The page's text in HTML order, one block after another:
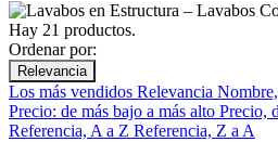
Hay 21 productos.
Ordenar por:
Relevancia
Los más vendidos Relevancia
Precio: de más bajo a más alto Precio,
Referencia, A a Z Referencia, Z a A